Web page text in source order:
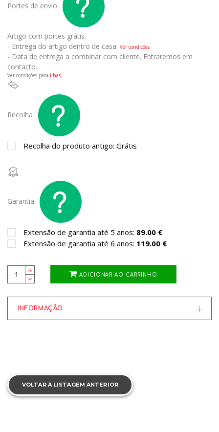
Portes de envio
Artigo com portes grátis.
- Entrega do artigo dentro de casa. Ver condições
- Data de entrega a combinar com cliente. Entraremos em
contacto.
Ver condições para ilhas
Recolha
Recolha do produto antigo: Grátis
Garantia
Extensão de garantia até 5 anos: 89.00 €
Extensão de garantia até 6 anos: 119.00 €
ADICIONAR AO CARRINHO
INFORMAÇÃO
VOLTAR À LISTAGEM ANTERIOR